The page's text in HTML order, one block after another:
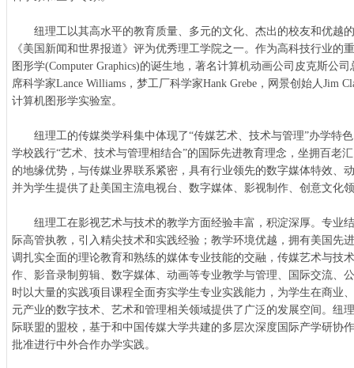
纽理工以其高水平的教育质量、多元的文化、杰出的校友和优越
《美国新闻和世界报道》评为优秀理工学院之一。作为高科技行业的
图形学(Computer Graphics)的诞生地，著名计算机动画公司皮克斯公
席科学家Lance Williams，梦工厂科学家Hank Grebe，网景创始人Jim
计算机图形学实验室。
纽理工的传媒类学科集中体现了“传媒艺术、技术与管理”办学特
学校践行“艺术、技术与管理相结合”的国际先进教育理念，坐拥百老
的地缘优势，与传媒业界联系紧密，具有行业领先的数字媒体特效、
并为学生提供了赴美国主流电视台、数字媒体、影视制作、创意文化
纽理工在影视艺术与技术的教学方面经验丰富，积淀深厚。专业
际高管执教，引入精尖技术和实践经验；教学环境优越，拥有美国先
调扎实全面的理论教育和熟练的媒体专业技能的交融，传媒艺术与技
作、影音录制剪辑、数字媒体、动画等专业教学与管理、国际交流、
时以大量的实践项目课程全面夯实学生专业实践能力，为学生在商业
元产业的数字技术、艺术和管理相关领域提供了广泛的发展空间。纽
际联盟的盟校，基于和中国传媒大学共建的多层次深度国际产学研协
批准进行中外合作办学实践。